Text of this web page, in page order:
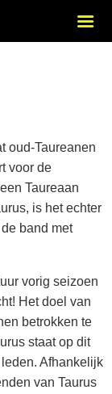
oud-Taureanen
voor de
Taureaan
is het echter
band met
vorig seizoen
Het doel van
betrokken te
staat op dit
Afhankelijk
van Taurus